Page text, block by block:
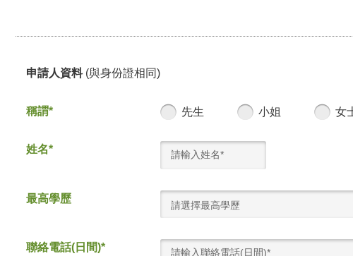
申請人資料 (與身份證相同)
稱謂* 先生 小姐 女
姓名*
最高學歷
請選擇最高學歷
聯絡電話(日間)*